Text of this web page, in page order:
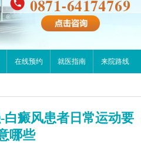
在线预约 就医指南 来院路线
白癜风患者日常运动要
哪些